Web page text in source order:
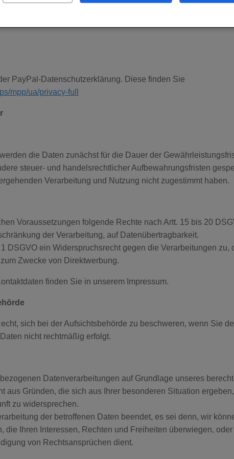
für die Bestellabwicklung und IT-Dienstleister. In allen
beschränkt sich auf ein Mindestmaß.
PayPal-Datenschutzerklärung. Diese finden Sie
mpp/ua/privacy-full
die Daten zunächst für die Dauer der
steuer- und handelsrechtlicher Aufbewahrungsfristen
Verarbeitung und Nutzung nicht zugestimmt haben.
Voraussetzungen folgende Rechte nach Artt. 15 bis 20
der Verarbeitung, auf Datenübertragbarkeit.
DSGVO ein Widerspruchsrecht gegen die Verarbeitungen zu,
Zwecke von Direktwerbung.
finden Sie in unserem Impressum.
sich bei der Aufsichtsbehörde zu beschweren, wenn Sie
nicht rechtmäßig erfolgt.
Datenverarbeitungen auf Grundlage unseres
aus Gründen, die sich aus Ihrer besonderen Situation
zu widersprechen.
der betroffenen Daten beendet, es sei denn, wir
die Ihren Interessen, Rechten und Freiheiten überwiegen,
von Rechtsansprüchen dient.